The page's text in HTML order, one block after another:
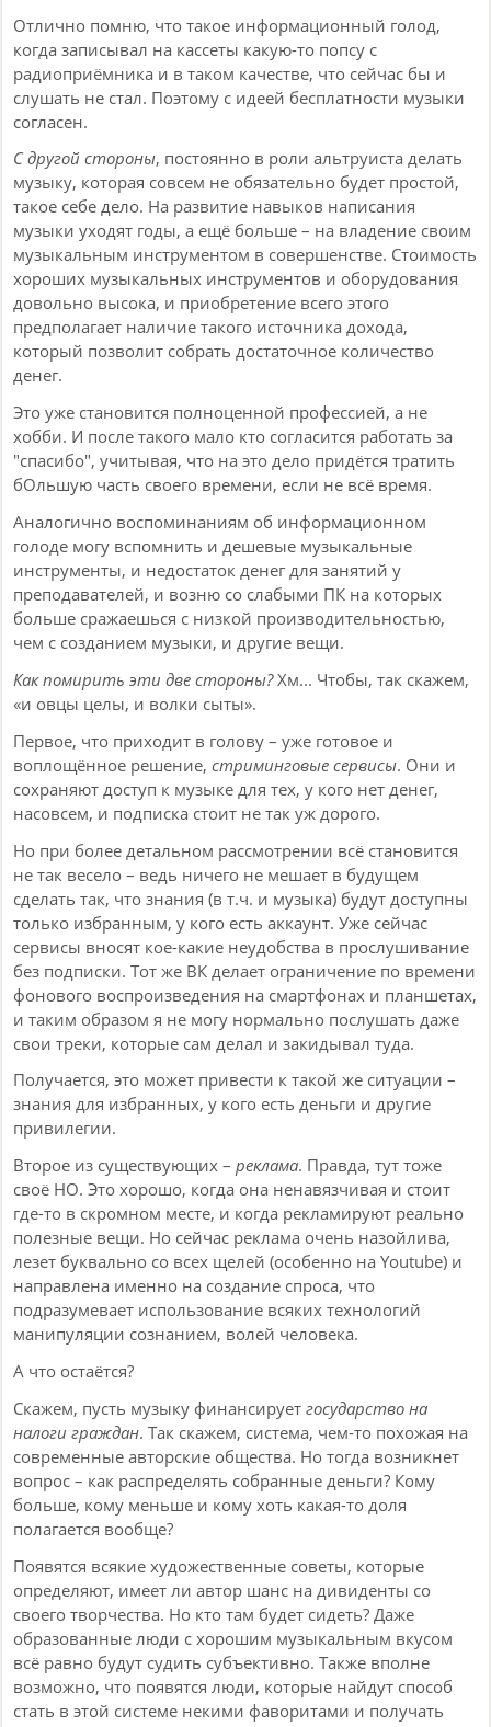
Отлично помню, что такое информационный голод,
когда записывал на кассеты какую-то попсу с
радиоприёмника и в таком качестве, что сейчас бы и
слушать не стал. Поэтому с идеей бесплатности музыки
согласен.
С другой стороны, постоянно в роли альтруиста делать
музыку, которая совсем не обязательно будет простой,
такое себе дело. На развитие навыков написания
музыки уходят годы, а ещё больше – на владение своим
музыкальным инструментом в совершенстве. Стоимость
хороших музыкальных инструментов и оборудования
довольно высока, и приобретение всего этого
предполагает наличие такого источника дохода,
который позволит собрать достаточное количество
денег.
Это уже становится полноценной профессией, а не
хобби. И после такого мало кто согласится работать за
"спасибо", учитывая, что на это дело придётся тратить
бОльшую часть своего времени, если не всё время.
Аналогично воспоминаниям об информационном
голоде могу вспомнить и дешевые музыкальные
инструменты, и недостаток денег для занятий у
преподавателей, и возню со слабыми ПК на которых
больше сражаешься с низкой производительностью,
чем с созданием музыки, и другие вещи.
Как помирить эти две стороны?Хм... Чтобы, так скажем,
«и овцы целы, и волки сыты».
Первое, что приходит в голову – уже готовое и
воплощённое решение, стриминговые сервисы. Они и
сохраняют доступ к музыке для тех, у кого нет денег,
насовсем, и подписка стоит не так уж дорого.
Но при более детальном рассмотрении всё становится
не так весело – ведь ничего не мешает в будущем
сделать так, что знания (в т.ч. и музыка) будут доступны
только избранным, у кого есть аккаунт. Уже сейчас
сервисы вносят кое-какие неудобства в прослушивание
без подписки. Тот же ВК делает ограничение по времени
фонового воспроизведения на смартфонах и планшетах,
и таким образом я не могу нормально послушать даже
свои треки, которые сам делал и закидывал туда.
Получается, это может привести к такой же ситуации –
знания для избранных, у кого есть деньги и другие
привилегии.
Второе из существующих – реклама. Правда, тут тоже
своё НО. Это хорошо, когда она ненавязчивая и стоит
где-то в скромном месте, и когда рекламируют реально
полезные вещи. Но сейчас реклама очень назойлива,
лезет буквально со всех щелей (особенно на Youtube) и
направлена именно на создание спроса, что
подразумевает использование всяких технологий
манипуляции сознанием, волей человека.
А что остаётся?
Скажем, пусть музыку финансирует государство на
налоги граждан. Так скажем, система, чем-то похожая на
современные авторские общества. Но тогда возникнет
вопрос – как распределять собранные деньги? Кому
больше, кому меньше и кому хоть какая-то доля
полагается вообще?
Появятся всякие художественные советы, которые
определяют, имеет ли автор шанс на дивиденты со
своего творчества. Но кто там будет сидеть? Даже
образованные люди с хорошим музыкальным вкусом
всё равно будут судить субъективно. Также вполне
возможно, что появятся люди, которые найдут способ
стать в этой системе некими фаворитами и получать